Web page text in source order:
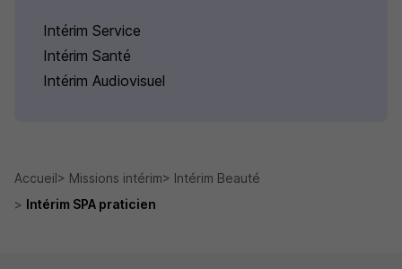
Intérim Service
Intérim Santé
Intérim Audiovisuel
Accueil Missions intérim
Intérim Beauté
Intérim SPA praticien